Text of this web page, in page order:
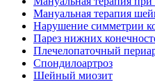
Мануальная терапия
Нарушение симметрии
Парез нижних
Плечелопаточный
Спондилоартроз
Шейный миозит